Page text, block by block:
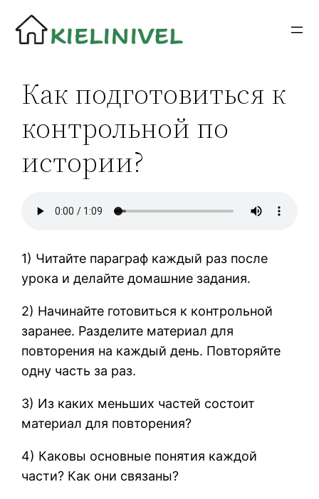
Siirry
sisältöön
Как подготовиться к
контрольной по
истории?
1) Читайте параграф каждый раз после
урока и делайте домашние задания.
2) Начинайте готовиться к контрольной
заранее. Разделите материал для
повторения на каждый день. Повторяйте
одну часть за раз.
3) Из каких меньших частей состоит
материал для повторения?
4) Каковы основные понятия каждой
части? Как они связаны?